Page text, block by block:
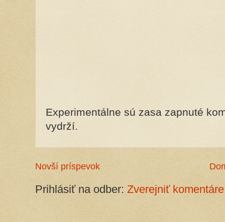
Experimentálne sú zasa zapnuté
vydrží.
Novší príspevok
Prihlásiť na odber: Zverejniť